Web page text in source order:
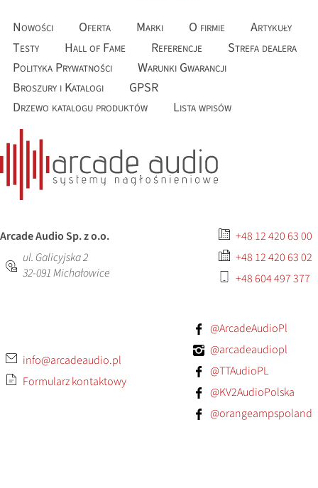
Nowości Oferta Marki O firmie
Artykuły
Testy
Hall of Fame Referencje
Strefa dealera
Polityka Prywatności
Warunki Gwarancji
Broszury i Katalogi
GPSR
Drzewo katalogu produktów
Lista wpisów
Arcade Audio Sp. z o.o.
ul. Galicyjska 2
32-091Michałowice
+48 12 420 63 00
+48 12 420 63 02
+48 604 497 377
info@arcadeaudio.pl
Formularz kontaktowy
@ArcadeAudioPl
@arcadeaudiopl
@TTAudioPL
@KV2AudioPolska
@orangeampspoland